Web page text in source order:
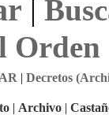
|
Orden
| Decretos
| Archivo |